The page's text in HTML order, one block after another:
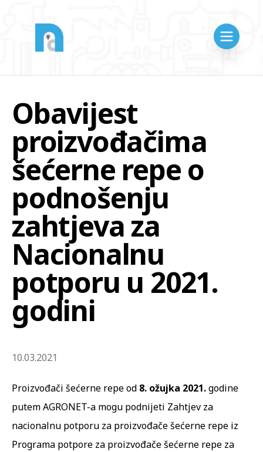
Obavijest
proizvođačima
šećerne repe o
podnošenju
zahtjeva za
Nacionalnu
potporu u 2021.
godini
10.03.2021
Proizvođači šećerne repe od 8. ožujka 2021.godine
putem AGRONET-a mogu podnijeti Zahtjev za
nacionalnu potporu za proizvođače šećerne repe iz
Programa potpore za proizvođače šećerne repe za